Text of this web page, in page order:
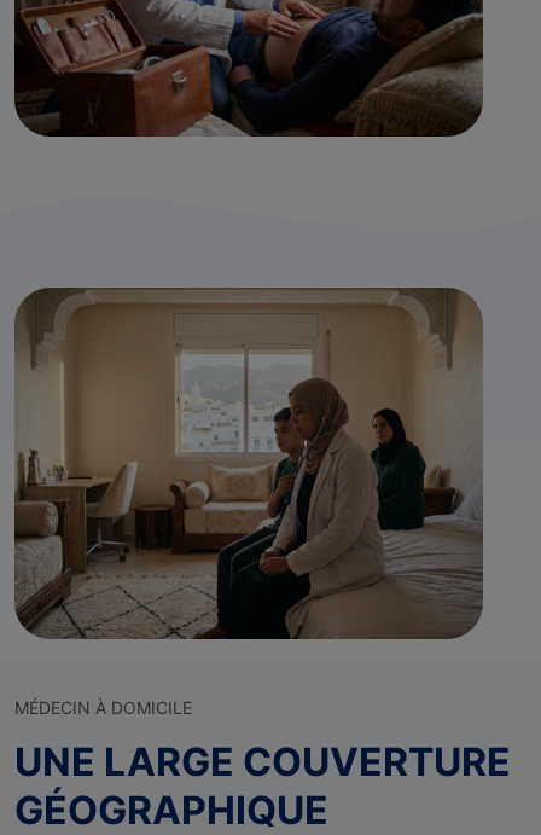
MÉDECIN À DOMICILE
UNE LARGE COUVERTURE
GÉOGRAPHIQUE